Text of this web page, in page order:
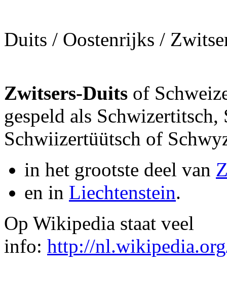
Duits / Oostenrijks /
Zwitsers-Duits of
gespeld als Schwizertitsch,
Schwiizertüütsch of
in het grootste deel van
en in Liechtenstein.
Op Wikipedia staat veel
info: http://